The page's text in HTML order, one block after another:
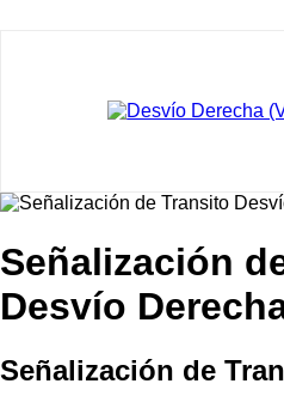
Señalización
Desvío
Señalización de